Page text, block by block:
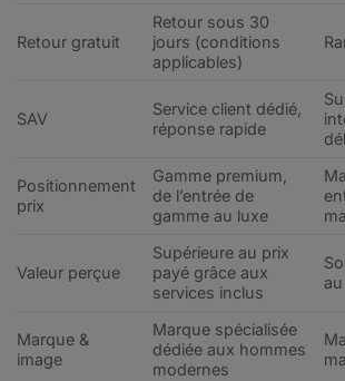
Retour gratuit
Retour sous 30
jours (conditions
applicables)
SAV
Service client dédié,
réponse rapide
Positionnement
prix
Gamme premium,
de l’entrée de
gamme au luxe
Valeur perçue
Supérieure au prix
payé grâce aux
services inclus
Marque &
image
Marque spécialisée
dédiée aux hommes
modernes